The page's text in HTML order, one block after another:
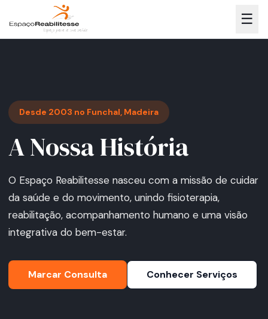
☰
Desde 2003 no Funchal, Madeira
A Nossa História
O Espaço Reabilitesse nasceu com a missão de cuidar
da saúde e do movimento, unindo fisioterapia,
reabilitação, acompanhamento humano e uma visão
integrativa do bem-estar.
Marcar Consulta Conhecer Serviços